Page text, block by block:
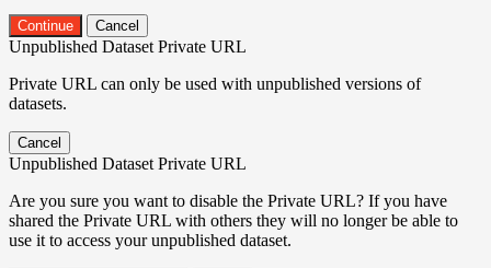
Continue Cancel
Unpublished Dataset Private URL
Private URL can only be used with unpublished versions of
datasets.
Cancel
Unpublished Dataset Private URL
Are you sure you want to disable the Private URL? If you have
shared the Private URL with others they will no longer be able to
use it to access your unpublished dataset.